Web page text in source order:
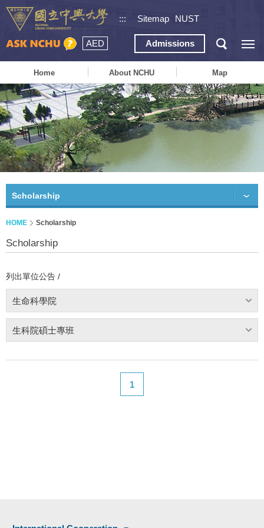
::: Sitemap NUST
AED Admissions
Home About NCHU Map
Scholarship
HOME Scholarship
Scholarship
列出單位公告 /
生命科學院
生科院碩士專班
1